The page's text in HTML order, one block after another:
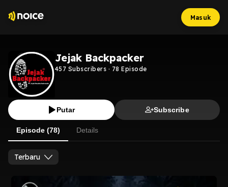
Masuk
Jejak Backpacker
457 Subscribers · 78 Episode
Putar Subscribe
Episode (78) Details
Terbaru